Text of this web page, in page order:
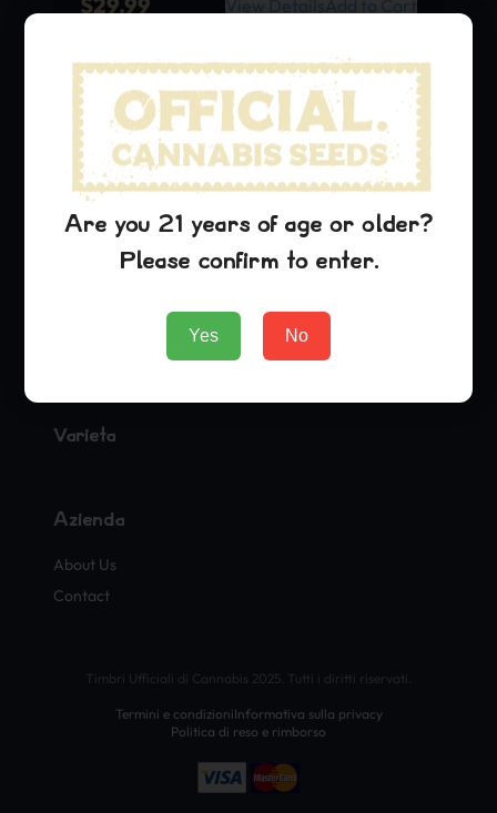
View DetailsAdd to Cart
Timbri Ufficiali di Cannabis
La Casa Ufficiale delle Varietà di Cannabis Leggendarie
Varietà
Azienda
About Us
Contact
Timbri Ufficiali di Cannabis 2025. Tutti i diritti riservati.
Termini e condizioniInformativa sulla privacy
Politica di reso e rimborso
Are you 21 years of age or older?
Please confirm to enter.
Yes No